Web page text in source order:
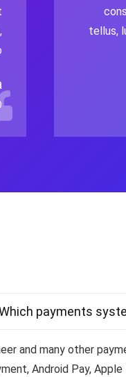
tellus,
payments
and many other
Android Pay, Apple